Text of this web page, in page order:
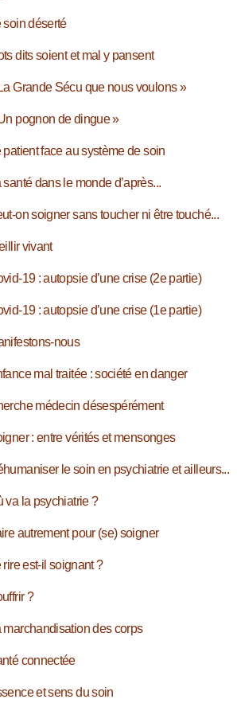
soin déserté
dits soient et mal y pansent
Grande Sécu que nous voulons »
pognon de dingue »
patient face au système de soin
dans le monde d’après...
on soigner sans toucher ni être touché...
vivant
19 : autopsie d’une crise (2e partie)
19 : autopsie d’une crise (1e partie)
nous
mal traitée : société en danger
médecin désespérément
: entre vérités et mensonges
le soin en psychiatrie et ailleurs...
va la psychiatrie ?
autrement pour (se) soigner
rire est-il soignant ?
?
marchandisation des corps
connectée
et sens du soin